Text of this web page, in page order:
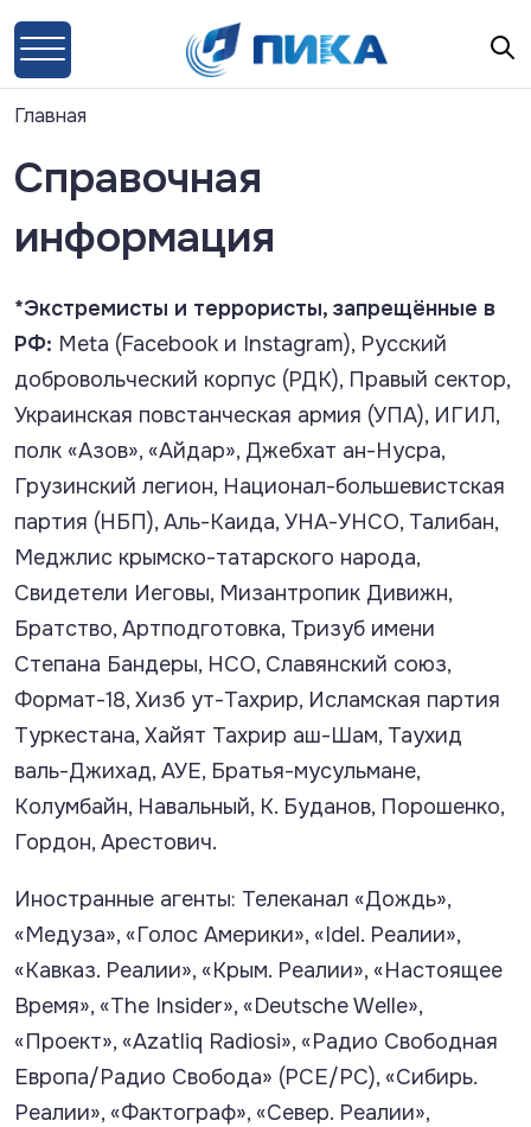
Главная
Справочная
информация
*Экстремисты и террористы, запрещённые в
РФ: Meta (Facebook и Instagram), Русский
добровольческий корпус (РДК), Правый сектор,
Украинская повстанческая армия (УПА), ИГИЛ,
полк «Азов», «Айдар», Джебхат ан-Нусра,
Грузинский легион, Национал-большевистская
партия (НБП), Аль-Каида, УНА-УНСО, Талибан,
Меджлис крымско-татарского народа,
Свидетели Иеговы, Мизантропик Дивижн,
Братство, Артподготовка, Тризуб имени
Степана Бандеры, НСО, Славянский союз,
Формат-18, Хизб ут-Тахрир, Исламская партия
Туркестана, Хайят Тахрир аш-Шам, Таухид
валь-Джихад, АУЕ, Братья-мусульмане,
Колумбайн, Навальный, К. Буданов, Порошенко,
Гордон, Арестович.
Иностранные агенты: Телеканал «Дождь»,
«Медуза», «Голос Америки», «Idel. Реалии»,
«Кавказ. Реалии», «Крым. Реалии», «Настоящее
Время», «The Insider», «Deutsche Welle»,
«Проект», «Azatliq Radiosi», «Радио Свободная
Европа/Радио Свобода» (PCE/PC), «Сибирь.
Реалии», «Фактограф», «Север. Реалии»,